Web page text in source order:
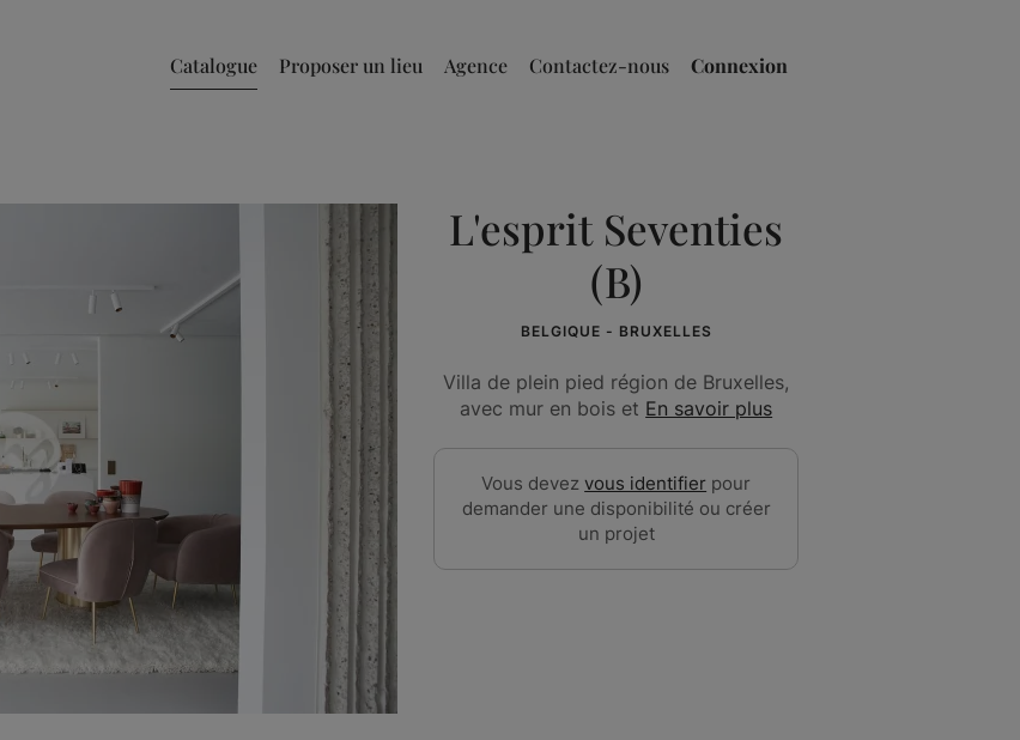
Catalogue Proposer un lieu Agence Contactez-nous Connexion
L'esprit Seventies
(B)
BELGIQUE - BRUXELLES
Villa de plein pied région de Bruxelles,
avec mur en bois et En savoir plus
Vous devezvous identifier pour
demander une disponibilité ou créer
un projet